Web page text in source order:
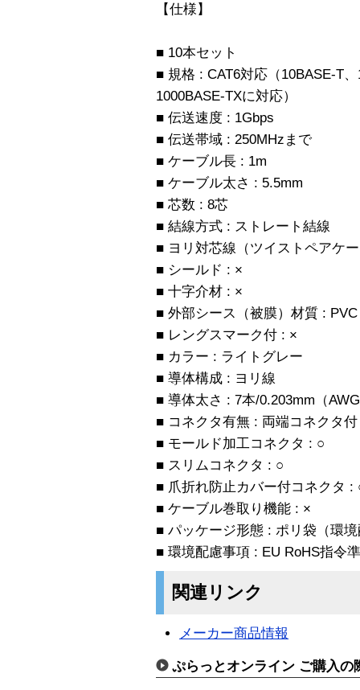
【仕様】
■ 10本セット
■ 規格 : CAT6対応（10BASE-T
1000BASE-TXに対応）
■ 伝送速度 : 1Gbps
■ 伝送帯域 : 250MHzまで
■ ケーブル長 : 1m
■ ケーブル太さ : 5.5mm
■ 芯数 : 8芯
■ 結線方式 : ストレート結線
■ ヨリ対芯線（ツイストペアケ
■ シールド : ×
■ 十字介材 : ×
■ 外部シース（被膜）材質 : PVC
■ レングスマーク付 : ×
■ カラー : ライトグレー
■ 導体構成 : ヨリ線
■ 導体太さ : 7本/0.203mm（
■ コネクタ有無 : 両端コネクタ付
■ モールド加工コネクタ : ○
■ スリムコネクタ : ○
■ 爪折れ防止カバー付コネクタ :
■ ケーブル巻取り機能 : ×
■ パッケージ形態 : ポリ袋（環
■ 環境配慮事項 : EU RoHS指令
関連リンク
メーカー商品情報
ぷらっとオンライン ご購入の